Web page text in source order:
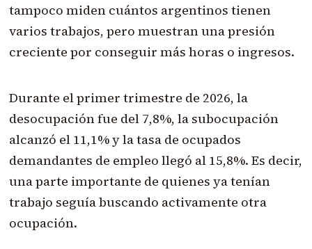
tampoco miden cuántos argentinos tienen
varios trabajos, pero muestran una presión
creciente por conseguir más horas o ingresos.
Durante el primer trimestre de 2026, la
desocupación fue del 7,8%, la subocupación
alcanzó el 11,1% y la tasa de ocupados
demandantes de empleo llegó al 15,8%. Es decir,
una parte importante de quienes ya tenían
trabajo seguía buscando activamente otra
ocupación.